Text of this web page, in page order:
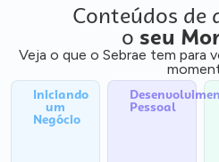
Conteúdos de
o seu
Veja o que o Sebrae tem para
Iniciando
um
Negócio
Pessoal